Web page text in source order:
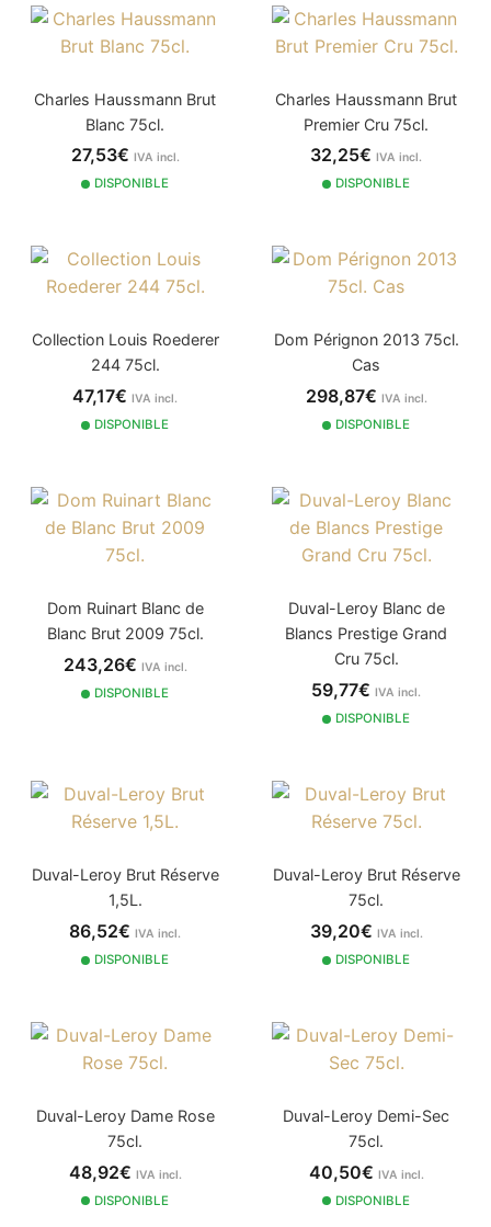
Charles Haussmann Brut
Blanc 75cl.
27,53€ IVA incl.
DISPONIBLE
Charles Haussmann Brut
Premier Cru 75cl.
32,25€ IVA incl.
DISPONIBLE
Collection Louis Roederer
244 75cl.
47,17€ IVA incl.
DISPONIBLE
Dom Pérignon 2013 75cl.
Cas
298,87€ IVA incl.
DISPONIBLE
Dom Ruinart Blanc de
Blanc Brut 2009 75cl.
243,26€ IVA incl.
DISPONIBLE
Duval-Leroy Blanc de
Blancs Prestige Grand
Cru 75cl.
59,77€ IVA incl.
DISPONIBLE
Duval-Leroy Brut Réserve
1,5L.
86,52€ IVA incl.
DISPONIBLE
Duval-Leroy Brut Réserve
75cl.
39,20€ IVA incl.
DISPONIBLE
Duval-Leroy Dame Rose
75cl.
48,92€ IVA incl.
DISPONIBLE
Duval-Leroy Demi-Sec
75cl.
40,50€ IVA incl.
DISPONIBLE